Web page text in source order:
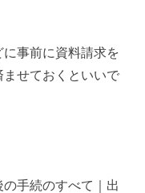
事前に資料請求を
せておくといいで
手続のすべて｜出